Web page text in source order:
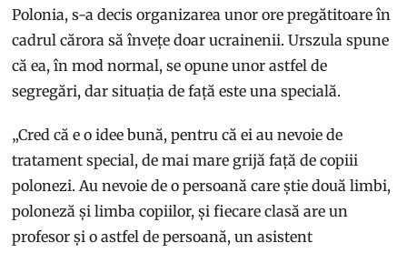
Polonia, s-a decis organizarea unor ore pregătitoare în
cadrul cărora să învețe doar ucrainenii. Urszula spune
că ea, în mod normal, se opune unor astfel de
segregări, dar situația de față este una specială.
„Cred că e o idee bună, pentru că ei au nevoie de
tratament special, de mai mare grijă față de copiii
polonezi. Au nevoie de o persoană care știe două limbi,
poloneză și limba copiilor, și fiecare clasă are un
profesor și o astfel de persoană, un asistent